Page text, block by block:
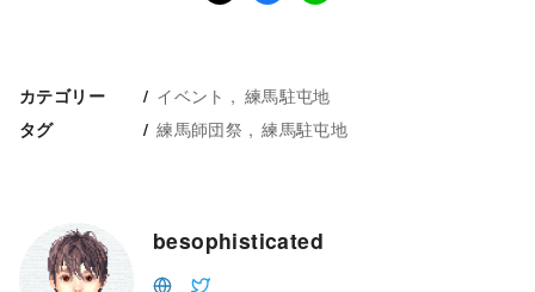
カテゴリー イベント 練馬駐屯地
タグ 練馬師団祭 練馬駐屯地
besophisticated